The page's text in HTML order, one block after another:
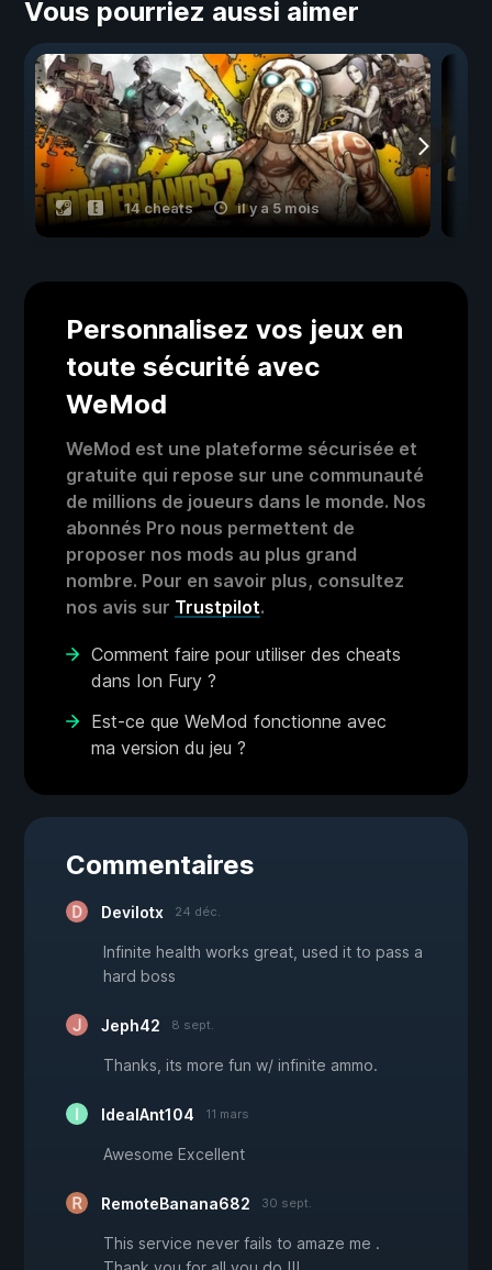
Vous pourriez aussi aimer
14 cheats il y a 5 mois
Personnalisez vos jeux en
toute sécurité avec
WeMod
WeMod est une plateforme sécurisée et
gratuite qui repose sur une communauté
de millions de joueurs dans le monde. Nos
abonnés Pro nous permettent de
proposer nos mods au plus grand
nombre. Pour en savoir plus, consultez
nos avis sur Trustpilot.
Comment faire pour utiliser des cheats
dans Ion Fury ?
Est-ce que WeMod fonctionne avec
ma version du jeu ?
Commentaires
Devilotx 24 déc.
Infinite health works great, used it to pass a
hard boss
Jeph42 8 sept.
Thanks, its more fun w/ infinite ammo.
IdealAnt104 11 mars
Awesome Excellent
RemoteBanana682 30 sept.
This service never fails to amaze me .